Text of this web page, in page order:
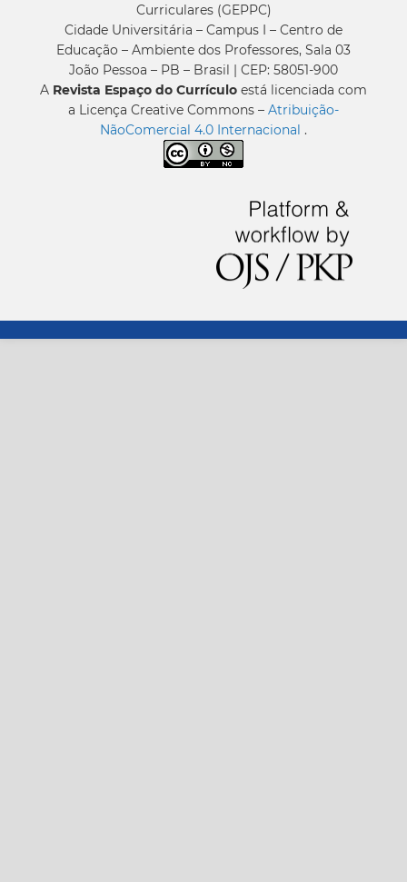
Curriculares (GEPPC)
Cidade Universitária – Campus I – Centro de
Educação – Ambiente dos Professores, Sala 03
João Pessoa – PB – Brasil | CEP: 58051-900
A Revista Espaço do Currículo está licenciada com
a Licença Creative Commons – Atribuição-
NãoComercial 4.0 Internacional .